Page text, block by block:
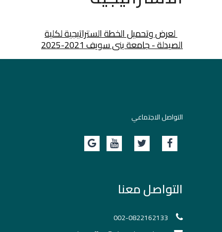
لعرض وتحميل الخطة الستراتيجية لكلية
الصيدلة - جامعة بنى سويف 2021-2025
التواصل الاجتماعي
التواصل معنا
002-0822162133